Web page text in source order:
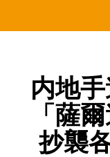
内地
「薩
抄襲